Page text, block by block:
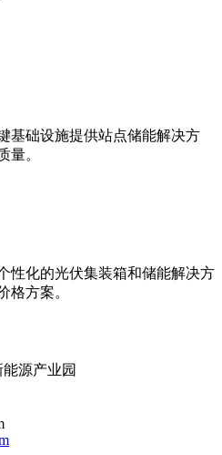
基础设施提供站点储能解决方
量。
性化的光伏集装箱和储能解决方
格方案。
源产业园